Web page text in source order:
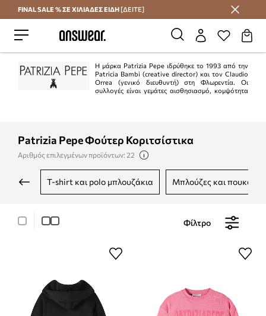
Εξοικονομήστε με το Answear Club
FINAL SALE % ΣΕ ΧΙΛΙΑΔΕΣ ΕΙΔΗ [ΔΕΙΤΕ]
Η μάρκα Patrizia Pepe ιδρύθηκε το 1993 από την
Patricia Bambi (creative director) και τον Claudio
Orrea (γενικό διευθυντή) στη Φλωρεντία. Οι
συλλογές είναι γεμάτες αισθησιασμό, κομψότητα
Patrizia Pepe Φούτερ Κοριτσίστικα
Αριθμός επιλεγμένων προϊόντων: 22
t-shirt και polo μπλουζάκια μπλούζες και
Φίλτρο